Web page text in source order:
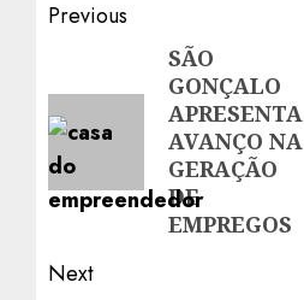
Post
navigation
Previous
post:
SÃO
GONÇALO
APRESENTA
AVANÇO NA
GERAÇÃO
DE
EMPREGOS
Next